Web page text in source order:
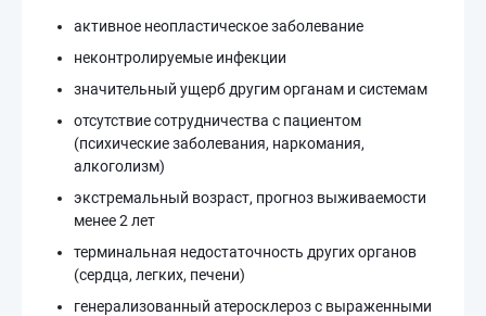
активное неопластическое заболевание
неконтролируемые инфекции
значительный ущерб другим органам и системам
отсутствие сотрудничества с пациентом
(психические заболевания, наркомания,
алкоголизм)
экстремальный возраст, прогноз выживаемости
менее 2 лет
терминальная недостаточность других органов
(сердца, легких, печени)
генерализованный атеросклероз с выраженными